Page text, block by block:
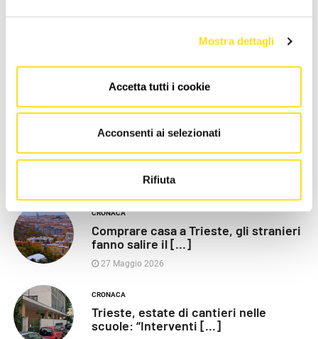
Mostra dettagli
Accetta tutti i cookie
Acconsenti ai selezionati
Rifiuta
LE PIÙ RECENTI
Razza (Lega): “Piazza Libertà va
chiusa”, Vaccarezza [...]
CRONACA
Poliziotti sempre più sotto
pressione: “Così rischiamo [...]
27 Maggio 2026
CRONACA
Comprare casa a Trieste, gli stranieri
fanno salire il [...]
27 Maggio 2026
CRONACA
Trieste, estate di cantieri nelle
scuole: “Interventi [...]